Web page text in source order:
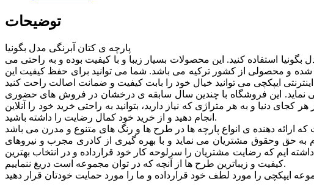
توضیحات
پارچه ی کتان آبرنگی مدل بگونیا
استفاده کنید. این محصولات بسیار زیبا و با کیفیت بوده و به راحتی می
و مبل استفاده شده و زیبایی را به ارمغان بیاورند. این پارچه با عرض 140 سانتی متر بافته شده و محصولی از کشور ترکیه می باشد. شما می توانید برای حفظ کیفیت این
نماید. این فروشگاه با چندین سال سابقه ی درخشان در فروش های حضوری
دنیا و به هر متراژی که نیاز دارید، بتوانید به راحتی خرید خود را آنلاین
انجام دهید و از خرید خود کمال رضایت را داشته باشید.
حق وحقوق مشتريان می نماید و با بهره گیری از کادری مجرب و نیروهای
ایم که رضایت مشتریان را سرلوحه کار خود قرارداده و در انتخاب بهترین
کیفیت و زیباترین طرح ها از آنچه که در توان مجموعه است دریغ ننماییم.